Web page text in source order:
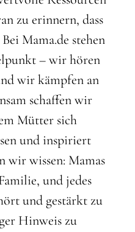
zu erinnern, dass
Mama.de stehen
– wir hören
wir kämpfen an
schaffen wir
Mütter sich
und inspiriert
wir wissen: Mamas
und jedes
und gestärkt zu
Hinweis zu